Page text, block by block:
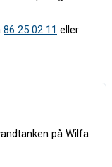
86 25 02 11 eller
på Wilfa